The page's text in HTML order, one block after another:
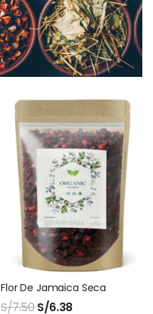
Flor De Jamaica Seca
S/7.50S/6.38